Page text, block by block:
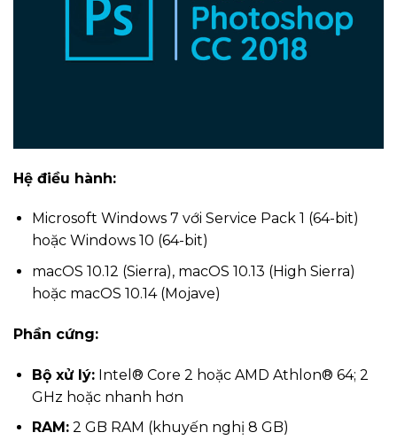
Hệ điều hành:
Microsoft Windows 7 với Service Pack 1 (64-bit)
hoặc Windows 10 (64-bit)
macOS 10.12 (Sierra), macOS 10.13 (High Sierra)
hoặc macOS 10.14 (Mojave)
Phần cứng:
Bộ xử lý:Intel® Core 2 hoặc AMD Athlon® 64; 2
GHz hoặc nhanh hơn
RAM:2 GB RAM (khuyến nghị 8 GB)